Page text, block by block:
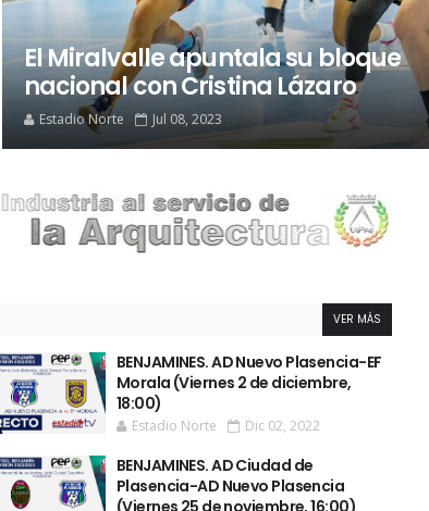
El Miralvalle apuntala su bloque
nacional con Cristina Lázaro
Estadio Norte Jul 08, 2023
VER MÁS
BENJAMINES. AD Nuevo Plasencia-EF
Morala (Viernes 2 de diciembre,
18:00)
Estadio Norte Dic 02, 2022
BENJAMINES. AD Ciudad de
Plasencia-AD Nuevo Plasencia
(Viernes 25 de noviembre, 16:00)